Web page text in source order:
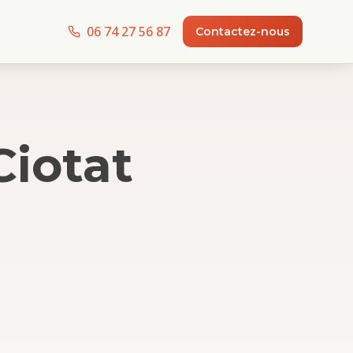
06 74 27 56 87 Contactez-nous